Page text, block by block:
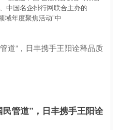
中国名企排行网联合主办的
域年度聚焦活动”中
管道”，日丰携手王阳诠